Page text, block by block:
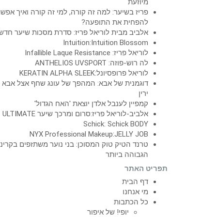
מיוזעת
פריז בשיער: למה זה קורה, למי זה קורה ואיך
להפחית את התופעה?
אלביב מבית לוריאל פריז: סדרת מסכות שיער
Intuition:Intuition Blossom
לוריאל פריז: Infallible Laque Resistance
לה רוש-פוזה: ANTHELIOS UVSPORT
לוריאל פרופסיונל:KERATIN ALPHA SLEEK
דוגמנית של אבא: המהפך של עונג שחף אצל אבא
ירין
קמפיין לענבל אלדן יוצאת 'האח הגדול'
אלביב-לוריאל פריז:סרום ומרכך שיער ULTIMATE
Schick: Schick BODY
NYX Professional Makeup:JELLY JOB
טרנד הטיק טוק המסוכן: בני נוער משתזפים
הגבוהה ביותר
תפריט האתר
דף הבית
מי אנחנו
כל הכתבות
יופי! של איפור